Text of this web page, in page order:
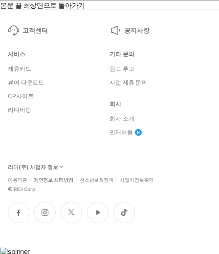
본문 끝 최상단으로 돌아가기
고객센터 공지사항
서비스
제휴카드
뷰어 다운로드
CP사이트
리디바탕
기타 문의
원고 투고
사업 제휴 문의
회사
회사 소개
인재채용
리디(주) 사업자 정보
이용약관 개인정보 처리방침 청소년보호정책 사업자정보확인
© RIDI Corp.
페
이
인
스
트
위
유
튜
틱
톡